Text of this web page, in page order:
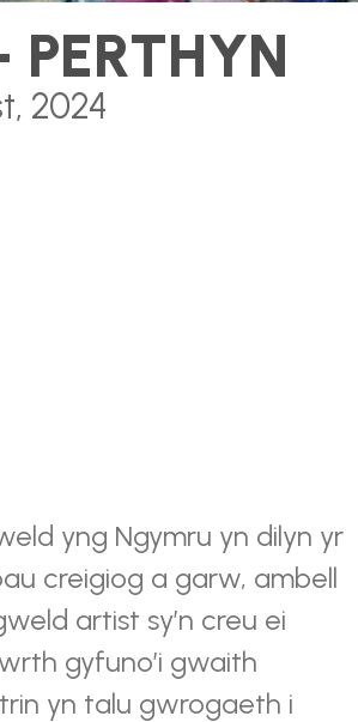
2024
yng Ngymru yn dilyn yr
creigiog a garw, ambell
artist sy’n creu ei
gyfuno’i gwaith
yn talu gwrogaeth i